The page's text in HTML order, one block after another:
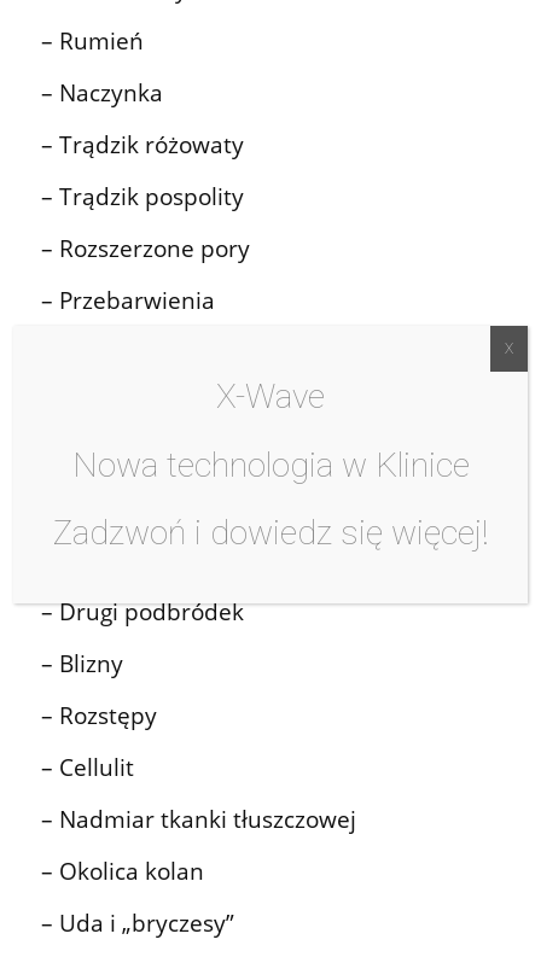
– Rumień
– Naczynka
– Trądzik różowaty
– Trądzik pospolity
– Rozszerzone pory
– Przebarwienia
– Wiotkość skóry
– Owal twarzy
– Drugi podbródek
– Blizny
– Rozstępy
– Cellulit
– Nadmiar tkanki tłuszczowej
– Okolica kolan
– Uda i „bryczesy”
X-Wave
Nowa technologia w Klinice
Zadzwoń i dowiedz się więcej!